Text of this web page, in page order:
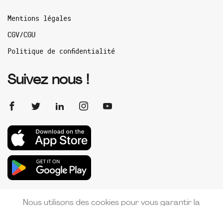
Mentions légales
CGV/CGU
Politique de confidentialité
Suivez nous !
Nous utilisons des cookies pour vous garantir la